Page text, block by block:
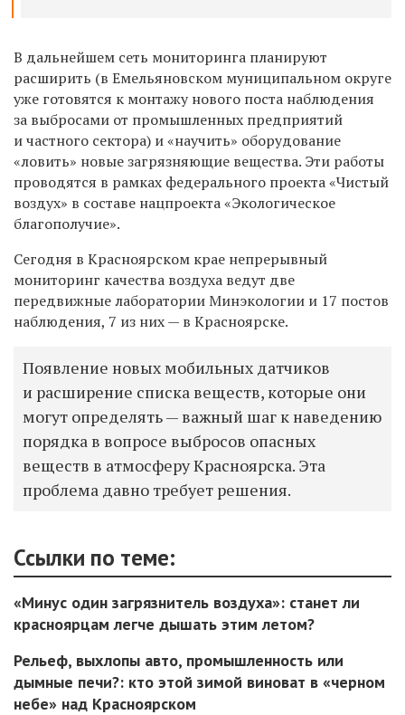
В дальнейшем сеть мониторинга планируют
расширить (в Емельяновском муниципальном округе
уже готовятся к монтажу нового поста наблюдения
за выбросами от промышленных предприятий
и частного сектора) и «научить» оборудование
«ловить» новые загрязняющие вещества. Эти работы
проводятся в рамках федерального проекта «Чистый
воздух» в составе нацпроекта «Экологическое
благополучие».
Сегодня в Красноярском крае непрерывный
мониторинг качества воздуха ведут две
передвижные лаборатории Минэкологии и 17 постов
наблюдения, 7 из них — в Красноярске.
Появление новых мобильных датчиков
и расширение списка веществ, которые они
могут определять — важный шаг к наведению
порядка в вопросе выбросов опасных
веществ в атмосферу Красноярска. Эта
проблема давно требует решения.
Ссылки по теме:
«Минус один загрязнитель воздуха»: станет ли
красноярцам легче дышать этим летом?
Рельеф, выхлопы авто, промышленность или
дымные печи?: кто этой зимой виноват в «черном
небе» над Красноярском